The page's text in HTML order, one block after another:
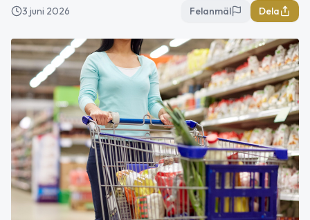
3 juni 2026 Felanmäl Dela